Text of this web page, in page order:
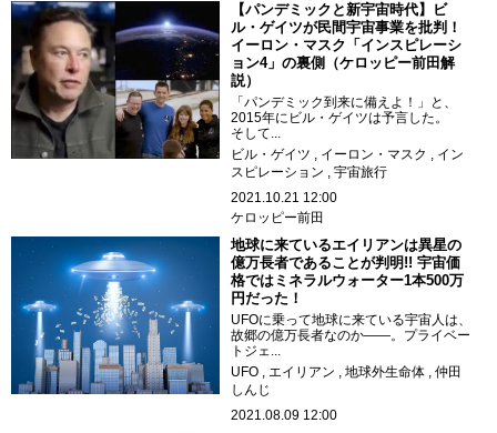
【パンデミックと新宇宙時代】ビ
ル・ゲイツが民間宇宙事業を批判！
イーロン・マスク「インスピレーシ
ョン4」の裏側（ケロッピー前田解
説）
「パンデミック到来に備えよ！」と、
2015年にビル・ゲイツは予言した。
そして...
ビル・ゲイツ
イーロン・マスク
イン
スピレーション
宇宙旅行
2021.10.21 12:00
ケロッピー前田
地球に来ているエイリアンは異星の
億万長者であることが判明!! 宇宙価
格ではミネラルウォーター1本500万
円だった！
UFOに乗って地球に来ている宇宙人は、
故郷の億万長者なのか――。プライベー
トジェ...
UFO
エイリアン 地球外生命体
仲田
しんじ
2021.08.09 12:00